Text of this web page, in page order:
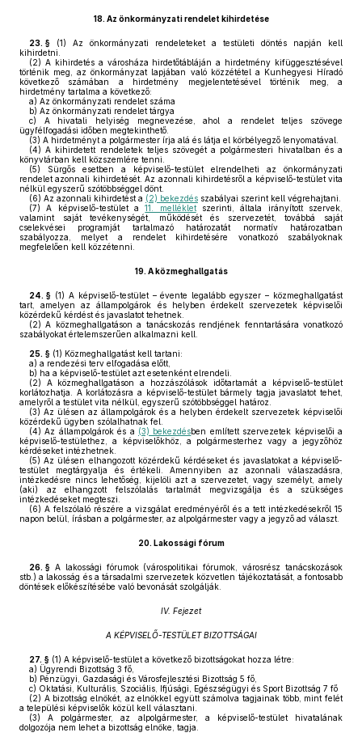
18. Az önkormányzati rendelet kihirdetése
23. § (1) Az önkormányzati rendeleteket a testületi döntés napján kell
kihirdetni.
(2) A kihirdetés a városháza hirdetőtábláján a hirdetmény kifüggesztésével
történik meg, az önkormányzat lapjában való közzététel a Kunhegyesi Híradó
következő számában a hirdetmény megjelentetésével történik meg, a
hirdetmény tartalma a következő:
a) Az önkormányzati rendelet száma
b) Az önkormányzati rendelet tárgya
c) A hivatali helyiség megnevezése, ahol a rendelet teljes szövege
ügyfélfogadási időben megtekinthető.
(3) A hirdetményt a polgármester írja alá és látja el körbélyegző lenyomatával.
(4) A kihirdetett rendeletek teljes szövegét a polgármesteri hivatalban és a
könyvtárban kell közszemlére tenni.
(5) Sürgős esetben a képviselő-testület elrendelheti az önkormányzati
rendelet azonnali kihirdetését. Az azonnali kihirdetésről a képviselő-testület vita
nélkül egyszerű szótöbbséggel dönt.
(6) Az azonnali kihirdetést a (2) bekezdés szabályai szerint kell végrehajtani.
(7) A képviselő-testület a11. mellékletszerinti, általa irányított szervek,
valamint saját tevékenységét, működését és szervezetét, továbbá saját
cselekvései programját tartalmazó határozatát normatív határozatban
szabályozza, melyet a rendelet kihirdetésére vonatkozó szabályoknak
megfelelően kell közzétenni.
19. A közmeghallgatás
24. § (1) A képviselő-testület – évente legalább egyszer – közmeghallgatást
tart, amelyen az állampolgárok és helyben érdekelt szervezetek képviselői
közérdekű kérdést és javaslatot tehetnek.
(2) A közmeghallgatáson a tanácskozás rendjének fenntartására vonatkozó
szabályokat értelemszerűen alkalmazni kell.
25. § (1) Közmeghallgatást kell tartani:
a) a rendezési terv elfogadása előtt,
b) ha a képviselő-testület azt esetenként elrendeli.
(2) A közmeghallgatáson a hozzászólások időtartamát a képviselő-testület
korlátozhatja. A korlátozásra a képviselő-testület bármely tagja javaslatot tehet,
amelyről a testület vita nélkül, egyszerű szótöbbséggel határoz.
(3) Az ülésen az állampolgárok és a helyben érdekelt szervezetek képviselői
közérdekű ügyben szólalhatnak fel.
(4) Az állampolgárok és a (3) bekezdésben említett szervezetek képviselői a
képviselő-testülethez, a képviselőkhöz, a polgármesterhez vagy a jegyzőhöz
kérdéseket intézhetnek.
(5) Az ülésen elhangozott közérdekű kérdéseket és javaslatokat a képviselő-
testület megtárgyalja és értékeli. Amennyiben az azonnali válaszadásra,
intézkedésre nincs lehetőség, kijelöli azt a szervezetet, vagy személyt, amely
(aki) az elhangzott felszólalás tartalmát megvizsgálja és a szükséges
intézkedéseket megteszi.
(6) A felszólaló részére a vizsgálat eredményéről és a tett intézkedésekről 15
napon belül, írásban a polgármester, az alpolgármester vagy a jegyző ad választ.
20. Lakossági fórum
26. § A lakossági fórumok (várospolitikai fórumok, városrész tanácskozások
stb.) a lakosság és a társadalmi szervezetek közvetlen tájékoztatását, a fontosabb
döntések előkészítésébe való bevonását szolgálják.
IV. Fejezet
A KÉPVISELŐ-TESTÜLET BIZOTTSÁGAI
27. § (1) A képviselő-testület a következő bizottságokat hozza létre:
a) Ügyrendi Bizottság 3 fő,
b) Pénzügyi, Gazdasági és Városfejlesztési Bizottság 5 fő,
c) Oktatási, Kulturális, Szociális, Ifjúsági, Egészségügyi és Sport Bizottság 7 fő
(2) A bizottság elnökét, az elnökkel együtt számolva tagjainak több, mint felét
a települési képviselők közül kell választani.
(3) A polgármester, az alpolgármester, a képviselő-testület hivatalának
dolgozója nem lehet a bizottság elnöke, tagja.